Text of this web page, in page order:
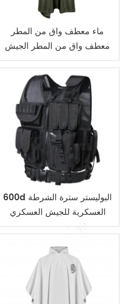
ماء معطف واق من المطر
معطف واق من المطر الجيش
600d البوليستر سترة الشرطة
العسكرية للجيش العسكري